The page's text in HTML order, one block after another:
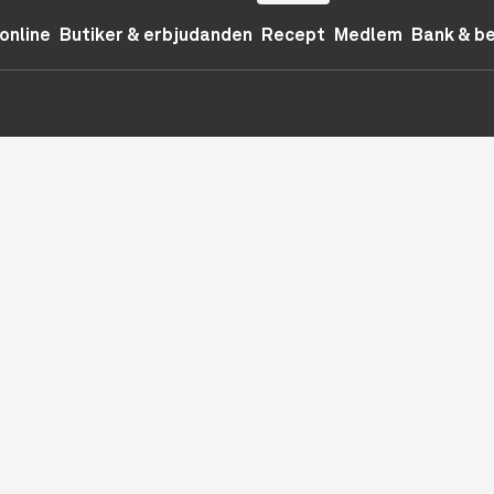
Butiker & erbjudanden Recept Medlem Bank &